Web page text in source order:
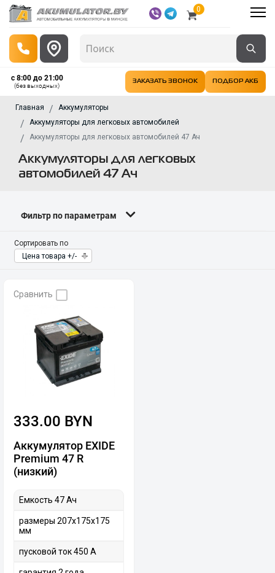
0
с 8:00 до 21:00
(без выходных)
ЗАКАЗАТЬ ЗВОНОК ПОДБОР АКБ
Главная
Аккумуляторы
Аккумуляторы для легковых автомобилей
Аккумуляторы для легковых автомобилей 47 Ач
Аккумуляторы для легковых
автомобилей 47 Ач
Фильтр по параметрам
Сортировать по
Цена товара +/-
Сравнить
333.00 BYN
Аккумулятор EXIDE
Premium 47 R
(низкий)
Емкость 47 Ач
размеры 207х175х175
мм
пусковой ток 450 А